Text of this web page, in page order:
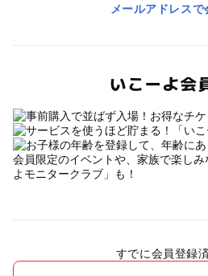
メールアドレスで
いこーよ会
会員限定のイベントや、家族で楽し
よモニタークラブ」も！
すでに会員登録